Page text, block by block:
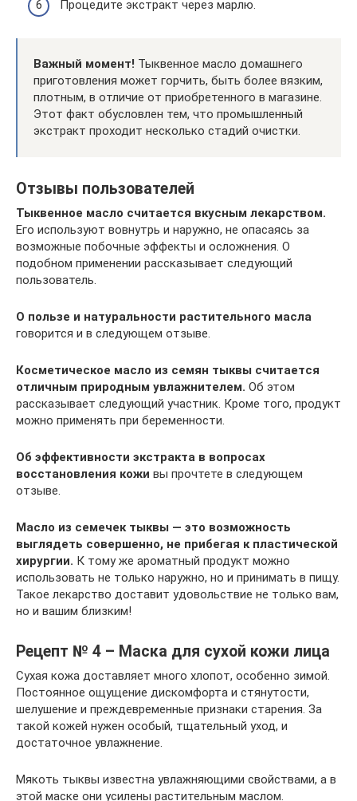
Процедите экстракт через марлю.
Важный момент! Тыквенное масло домашнего
приготовления может горчить, быть более вязким,
плотным, в отличие от приобретенного в магазине.
Этот факт обусловлен тем, что промышленный
экстракт проходит несколько стадий очистки.
Отзывы пользователей
Тыквенное масло считается вкусным лекарством.
Его используют вовнутрь и наружно, не опасаясь за
возможные побочные эффекты и осложнения. О
подобном применении рассказывает следующий
пользователь.
О пользе и натуральности растительного масла
говорится и в следующем отзыве.
Косметическое масло из семян тыквы считается
отличным природным увлажнителем. Об этом
рассказывает следующий участник. Кроме того, продукт
можно применять при беременности.
Об эффективности экстракта в вопросах
восстановления кожи вы прочтете в следующем
отзыве.
Масло из семечек тыквы — это возможность
выглядеть совершенно, не прибегая к пластической
хирургии. К тому же ароматный продукт можно
использовать не только наружно, но и принимать в пищу.
Такое лекарство доставит удовольствие не только вам,
но и вашим близким!
Рецепт № 4 – Маска для сухой кожи лица
Сухая кожа доставляет много хлопот, особенно зимой.
Постоянное ощущение дискомфорта и стянутости,
шелушение и преждевременные признаки старения. За
такой кожей нужен особый, тщательный уход, и
достаточное увлажнение.
Мякоть тыквы известна увлажняющими свойствами, а в
этой маске они усилены растительным маслом.